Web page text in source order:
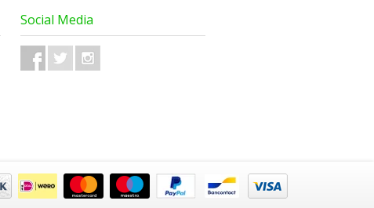
Social Media